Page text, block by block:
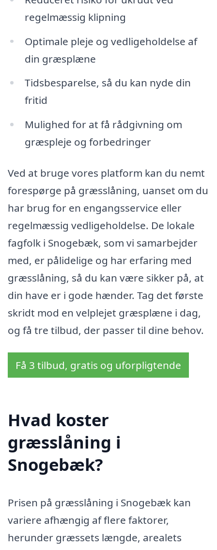
regelmæssig klipning
Optimale pleje og vedligeholdelse af
din græsplæne
Tidsbesparelse, så du kan nyde din
fritid
Mulighed for at få rådgivning om
græspleje og forbedringer
Ved at bruge vores platform kan du nemt
forespørge på græsslåning, uanset om du
har brug for en engangsservice eller
regelmæssig vedligeholdelse. De lokale
fagfolk i Snogebæk, som vi samarbejder
med, er pålidelige og har erfaring med
græsslåning, så du kan være sikker på, at
din have er i gode hænder. Tag det første
skridt mod en velplejet græsplæne i dag,
og få tre tilbud, der passer til dine behov.
Få 3 tilbud, gratis og uforpligtende
Hvad koster
græsslåning i
Snogebæk?
Prisen på græsslåning i Snogebæk kan
variere afhængig af flere faktorer,
herunder græssets længde, arealets